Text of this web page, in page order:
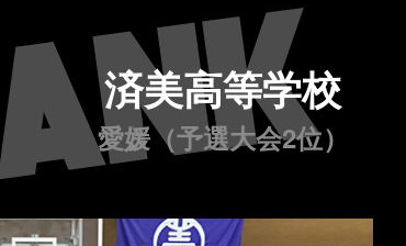
済美高等学校
愛媛（予選大会2位）